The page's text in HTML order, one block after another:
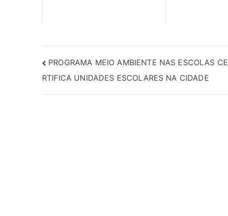
PROGRAMA MEIO AMBIENTE NAS ESCOLAS CE
RTIFICA UNIDADES ESCOLARES NA CIDADE